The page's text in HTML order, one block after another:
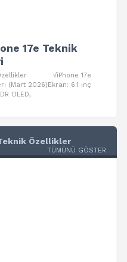
17e Teknik
Özellikler √iPhone 17e
(Mart 2026)Ekran: 6.1 inç
OLED,
Özellikler
TÜMÜNÜ GÖSTER